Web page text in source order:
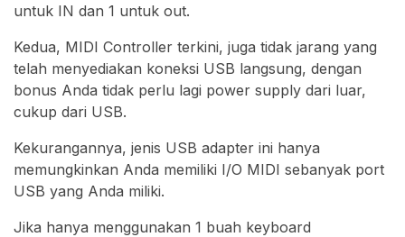
untuk IN dan 1 untuk out.
Kedua, MIDI Controller terkini, juga tidak jarang yang
telah menyediakan koneksi USB langsung, dengan
bonus Anda tidak perlu lagi power supply dari luar,
cukup dari USB.
Kekurangannya, jenis USB adapter ini hanya
memungkinkan Anda memiliki I/O MIDI sebanyak port
USB yang Anda miliki.
Jika hanya menggunakan 1 buah keyboard